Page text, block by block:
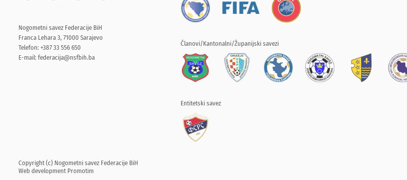
Nogometni savez Federacije BiH
Franca Lehara 3, 71000 Sarajevo
Telefon: +387 33 556 650
E-mail: federacija@nsfbih.ba
Članovi/Kantonalni/Županijski savezi
Entitetski savez
Copyright (c) Nogometni savez Federacije BiH
Web development Promotim